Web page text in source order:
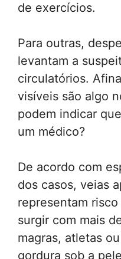
de exercícios.
Para outras,
levantam a
circulatórios.
visíveis são algo
podem indicar
um médico?
De acordo com
dos casos, veias
representam
surgir com mais
magras, atletas
gordura sob a